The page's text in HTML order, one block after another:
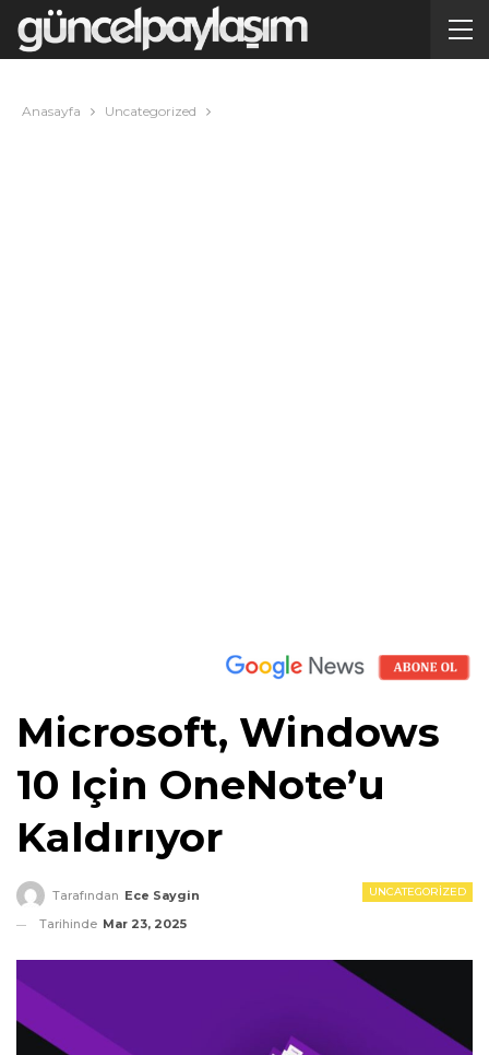
Anasayfa Uncategorized
Microsoft, Windows
10 Için OneNote’u
Kaldırıyor
UNCATEGORIZED
Tarafından Ece Saygin
Tarihinde Mar 23, 2025